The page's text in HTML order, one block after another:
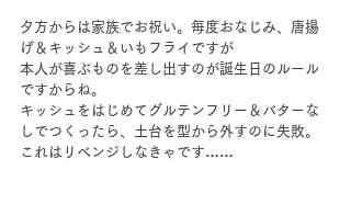
夕方からは家族でお祝い。毎度おなじみ、唐揚
げ＆キッシュ＆いもフライですが
本人が喜ぶものを差し出すのが誕生日のルール
ですからね。
キッシュをはじめてグルテンフリー＆バターな
しでつくったら、土台を型から外すのに失敗。
これはリベンジしなきゃです……